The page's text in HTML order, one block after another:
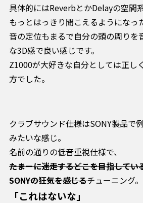
具体的にはReverbとかDelayの空間
もっとはっきり聞こえるようになっ
音の定位もまるで自分の頭の周りを
な3D感で良い感じです。
Z1000が大好きな自分としては正し
方でした。
クラブサウンド仕様はSONY製品で
みたいな感じ。
名前の通りの低音重視仕様で、
たまーに迷走するどこを目指してい
SONYの狂気を感じるチューニング。
「これはないな」